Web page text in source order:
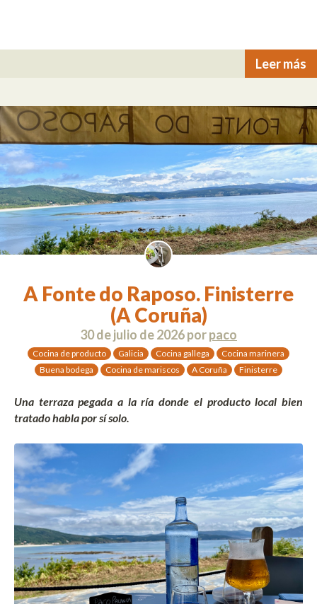
Leer más
A Fonte do Raposo. Finisterre
(A Coruña)
30 de julio de 2026porpaco
Cocina de producto Galicia Cocina gallega
Cocina marinera
Buena bodega
Cocina de mariscos A Coruña Finisterre
Una terraza pegada a la ría donde el producto local bien
tratado habla por sí solo.